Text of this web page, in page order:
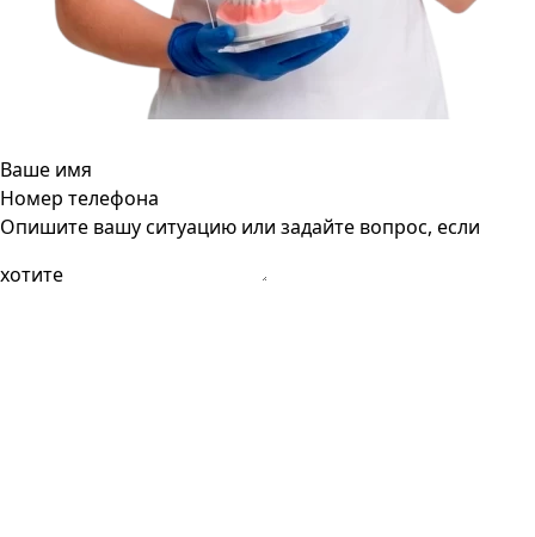
Ваше имя
Номер телефона
Опишите вашу ситуацию или задайте вопрос, если
хотите